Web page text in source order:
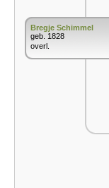
Bregje Schimmel
geb. 1828
overl.